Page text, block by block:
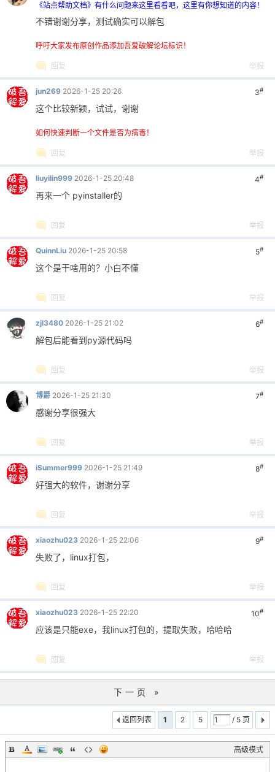
《站点帮助文档》有什么问题来这里看看吧，这里有你想知道的内容！
不错谢谢分享，测试确实可以解包
呼吁大家发布原创作品添加吾爱破解论坛标识！
回复 举报
3#
jun269 2026-1-25 20:26
这个比较新颖，试试，谢谢
如何快速判断一个文件是否为病毒！
回复 举报
4#
liuyilin999 2026-1-25 20:48
再来一个 pyinstaller的
回复 举报
5#
QuinnLiu 2026-1-25 20:58
这个是干啥用的？小白不懂
回复 举报
6#
zjl3480 2026-1-25 21:02
解包后能看到py源代码吗
回复 举报
7#
博爵 2026-1-25 21:30
感谢分享很强大
回复 举报
8#
iSummer999 2026-1-25 21:49
好强大的软件，谢谢分享
回复 举报
9#
xiaozhu023 2026-1-25 22:06
失败了，linux打包，
回复 举报
10#
xiaozhu023 2026-1-25 22:20
应该是只能exe，我linux打包的，提取失败，哈哈哈
回复 举报
下一页 »
1 2 5 / 5 页
返回列表
高级模式